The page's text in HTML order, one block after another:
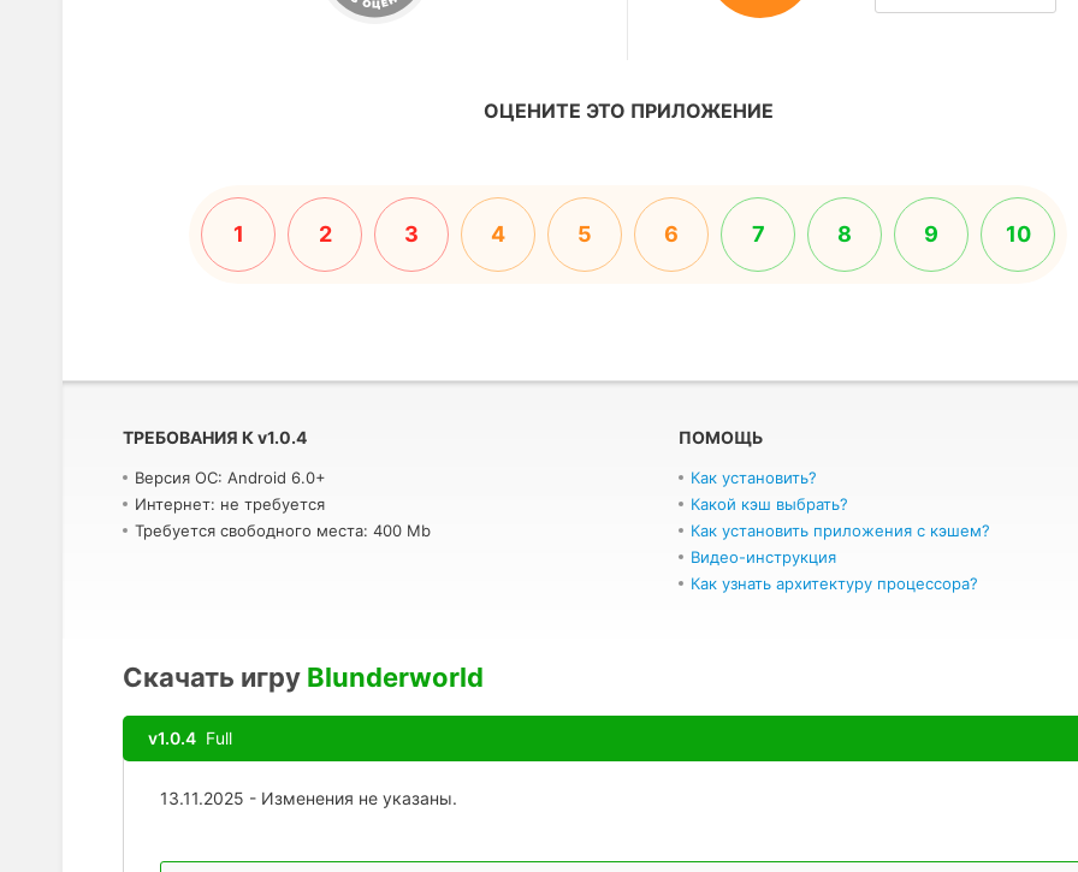
ОЦЕНИТЕ ЭТО ПРИЛОЖЕНИЕ
1 2 3 4 5 6 7 8 9 10
ТРЕБОВАНИЯ К v1.0.4
Версия ОС: Android 6.0+
Интернет: не требуется
Требуется свободного места: 400 Mb
ПОМОЩЬ
Как установить?
Какой кэш выбрать?
Как установить приложения с кэшем?
Видео-инструкция
Как узнать архитектуру процессора?
Скачать игру Blunderworld
v1.0.4 Full
13.11.2025 - Изменения не указаны.